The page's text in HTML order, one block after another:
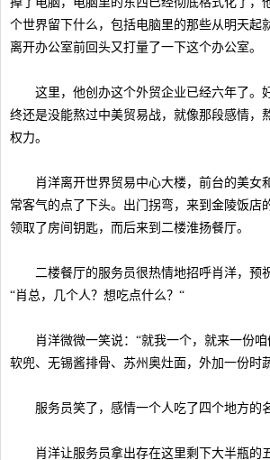
个世界留下什么，包括电脑里的那些从明天起
离开办公室前回头又打量了一下这个办公室。
这里，他创办这个外贸企业已经六年了。
终还是没能熬过中美贸易战，就像那段感情，
权力。
肖洋离开世界贸易中心大楼，前台的美女
常客气的点了下头。出门拐弯，来到金陵饭店
领取了房间钥匙，而后来到二楼淮扬餐厅。
二楼餐厅的服务员很热情地招呼肖洋，预祝
“肖总，几个人？想吃点什么？“
肖洋微微一笑说：“就我一个，就来一份咱
软兜、无锡酱排骨、苏州奥灶面，外加一份时
服务员笑了，感情一个人吃了四个地方的名
肖洋让服务员拿出存在这里剩下大半瓶的